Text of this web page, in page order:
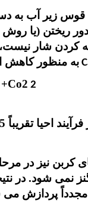
قوس زیر آب
ریختن (یا
شار نیست،
به منظور کاهش
2 MnO
دارد که معمولاً دور ریخته می شود
کربن نیز در
پردازش می